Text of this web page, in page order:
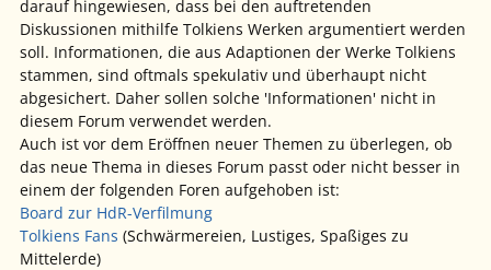
darauf hingewiesen, dass bei den auftretenden
Diskussionen mithilfe Tolkiens Werken argumentiert werden
soll. Informationen, die aus Adaptionen der Werke Tolkiens
stammen, sind oftmals spekulativ und überhaupt nicht
abgesichert. Daher sollen solche 'Informationen' nicht in
diesem Forum verwendet werden.
Auch ist vor dem Eröffnen neuer Themen zu überlegen, ob
das neue Thema in dieses Forum passt oder nicht besser in
einem der folgenden Foren aufgehoben ist:
Board zur HdR-Verfilmung
Tolkiens Fans (Schwärmereien, Lustiges, Spaßiges zu
Mittelerde)